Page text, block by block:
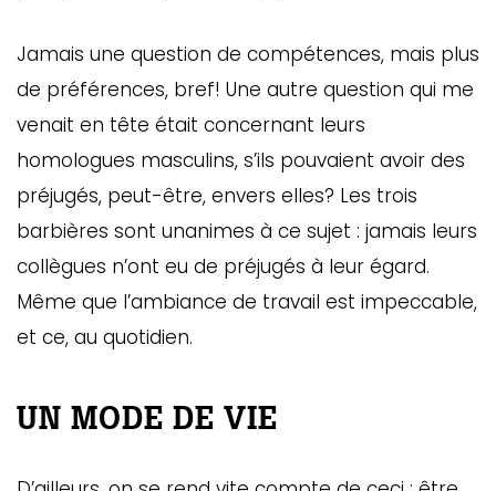
Jamais une question de compétences, mais plus
de préférences, bref! Une autre question qui me
venait en tête était concernant leurs
homologues masculins, s’ils pouvaient avoir des
préjugés, peut-être, envers elles? Les trois
barbières sont unanimes à ce sujet : jamais leurs
collègues n’ont eu de préjugés à leur égard.
Même que l’ambiance de travail est impeccable,
et ce, au quotidien.
UN MODE DE VIE